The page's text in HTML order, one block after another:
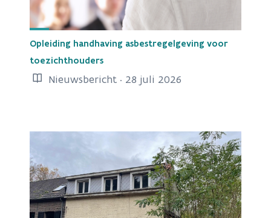
Opleiding handhaving asbestregelgeving voor
toezichthouders
Nieuwsbericht · 28 juli 2026